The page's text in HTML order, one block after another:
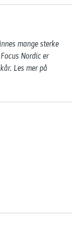
mange sterke
Nordic er
Les mer på